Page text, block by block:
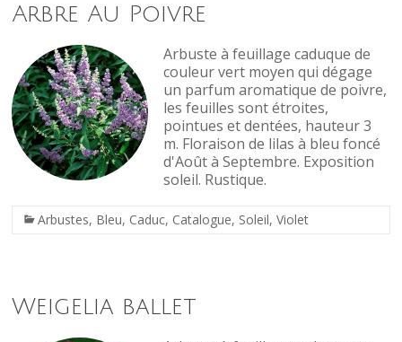
Arbre Au Poivre
Arbuste à feuillage caduque de
couleur vert moyen qui dégage
un parfum aromatique de poivre,
les feuilles sont étroites,
pointues et dentées, hauteur 3
m. Floraison de lilas à bleu foncé
d'Août à Septembre. Exposition
soleil. Rustique.
Arbustes, Bleu, Caduc, Catalogue, Soleil,Violet
Weigelia ballet